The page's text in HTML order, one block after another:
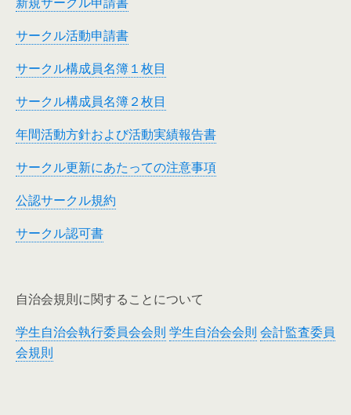
サークル活動申請書
サークル構成員名簿１枚目
サークル構成員名簿２枚目
年間活動方針および活動実績報告書
サークル更新にあたっての注意事項
公認サークル規約
サークル認可書
自治会規則に関することについて
学生自治会執行委員会会則 学生自治会会則 会計監査委員
会規則